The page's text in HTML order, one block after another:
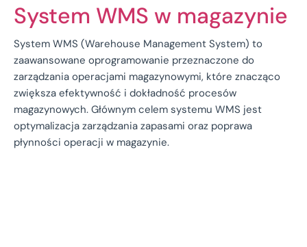
System WMS w magazynie
System WMS (Warehouse Management System) to
zaawansowane oprogramowanie przeznaczone do
zarządzania operacjami magazynowymi, które znacząco
zwiększa efektywność i dokładność procesów
magazynowych. Głównym celem systemu WMS jest
optymalizacja zarządzania zapasami oraz poprawa
płynności operacji w magazynie.